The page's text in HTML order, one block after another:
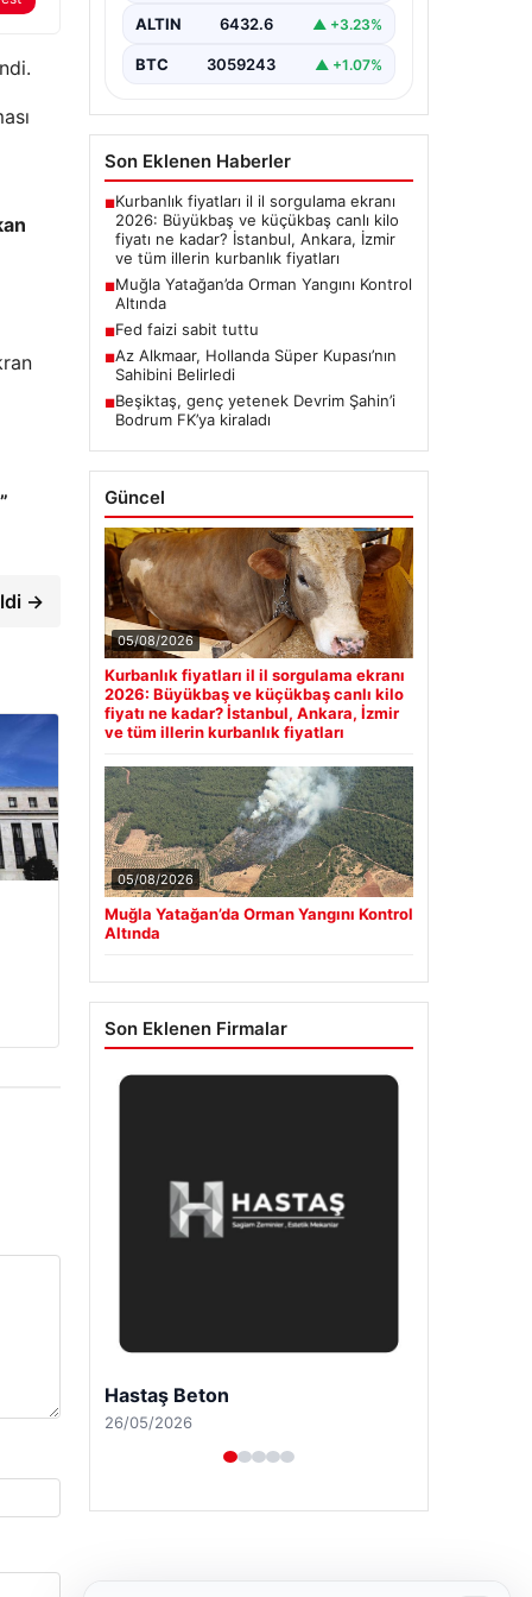
→
ALTIN 6432.6 ▲ +3.23%
BTC 3059243 ▲ +1.07%
Son Eklenen Haberler
■Kurbanlık fiyatları il il sorgulama ekranı
2026: Büyükbaş ve küçükbaş canlı kilo
fiyatı ne kadar? İstanbul, Ankara, İzmir
ve tüm illerin kurbanlık fiyatları
■Muğla Yatağan’da Orman Yangını Kontrol
Altında
■Fed faizi sabit tuttu
■Az Alkmaar, Hollanda Süper Kupası’nın
Sahibini Belirledi
■Beşiktaş, genç yetenek Devrim Şahin’i
Bodrum FK’ya kiraladı
Güncel
05/08/2026
Kurbanlık fiyatları il il sorgulama ekranı
2026: Büyükbaş ve küçükbaş canlı kilo
fiyatı ne kadar? İstanbul, Ankara, İzmir
ve tüm illerin kurbanlık fiyatları
05/08/2026
Muğla Yatağan’da Orman Yangını Kontrol
Altında
Son Eklenen Firmalar
Enes Kaplan Avukatlık Bürosu
28/04/2026